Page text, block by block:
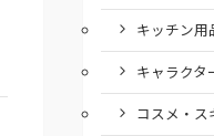
キッチン用
キャラクタ
コスメ・ス